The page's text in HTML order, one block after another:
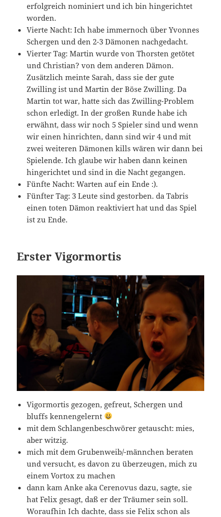
erfolgreich nominiert und ich bin hingerichtet
worden.
Vierte Nacht: Ich habe immernoch über Yvonnes
Schergen und den 2-3 Dämonen nachgedacht.
Vierter Tag: Martin wurde von Thorsten getötet
und Christian? von dem anderen Dämon.
Zusätzlich meinte Sarah, dass sie der gute
Zwilling ist und Martin der Böse Zwilling. Da
Martin tot war, hatte sich das Zwilling-Problem
schon erledigt. In der großen Runde habe ich
erwähnt, dass wir noch 5 Spieler sind und wenn
wir einen hinrichten, dann sind wir 4 und mit
zwei weiteren Dämonen kills wären wir dann bei
Spielende. Ich glaube wir haben dann keinen
hingerichtet und sind in die Nacht gegangen.
Fünfte Nacht: Warten auf ein Ende :).
Fünfter Tag: 3 Leute sind gestorben. da Tabris
einen toten Dämon reaktiviert hat und das Spiel
ist zu Ende.
Erster Vigormortis
Vigormortis gezogen, gefreut, Schergen und
bluffs kennengelernt
mit dem Schlangenbeschwörer getauscht: mies,
aber witzig.
mich mit dem Grubenweib/-männchen beraten
und versucht, es davon zu überzeugen, mich zu
einem Vortox zu machen
dann kam Anke aka Cerenovus dazu, sagte, sie
hat Felix gesagt, daß er der Träumer sein soll.
Woraufhin Ich dachte, dass sie Felix schon als